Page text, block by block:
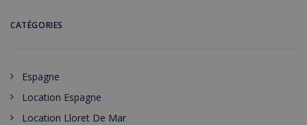
CATÉGORIES
Espagne
Location Espagne
Location Lloret De Mar